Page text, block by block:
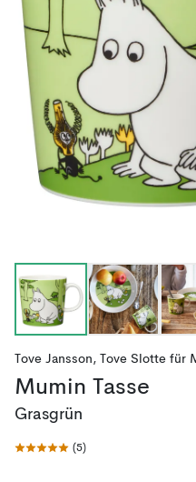
Tove Jansson , Tove Slotte für
Mumin Tasse
Grasgrün
(5)